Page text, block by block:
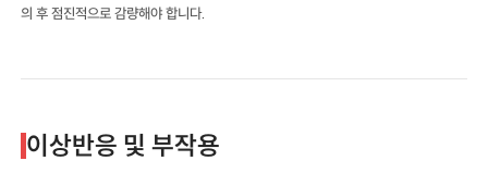
의 후 점진적으로 감량해야 합니다.
이상반응 및 부작용